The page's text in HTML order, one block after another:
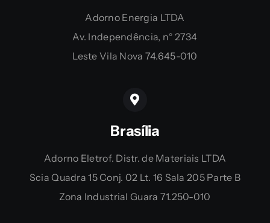
Adorno Energia LTDA
Av. Independência, n° 2734
Leste Vila Nova 74.645-010
Brasília
Adorno Eletrof. Distr. de Materiais LTDA
Scia Quadra 15 Conj. 02 Lt. 16 Sala 205 Parte B
Zona Industrial Guara 71.250-010